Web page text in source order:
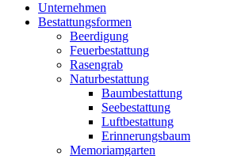
Unternehmen
Bestattungsformen
Beerdigung
Feuerbestattung
Rasengrab
Naturbestattung
Baumbestattung
Seebestattung
Luftbestattung
Erinnerungsbaum
Memoriamgarten